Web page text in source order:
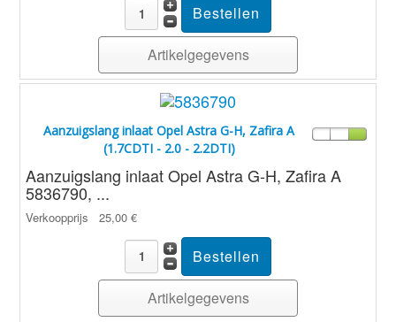
Artikelgegevens
Aanzuigslang inlaat Opel Astra G-H, Zafira A
(1.7CDTI - 2.0 - 2.2DTI)
Aanzuigslang inlaat Opel Astra G-H, Zafira A
5836790, ...
Verkoopprijs 25,00 €
Artikelgegevens